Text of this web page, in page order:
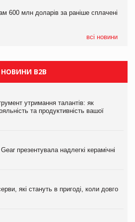
600 млн доларів за раніше сплачені
всі новини
хлібобулочні вироби на
нові правила щодо штучного
НОВИНИ B2B
утримання талантів: як
та продуктивність вашої
презентувала надлегкі керамічні
які стануть в пригоді, коли довго